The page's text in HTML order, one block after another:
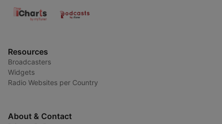
Resources
Broadcasters
Widgets
Radio Websites per Country
About & Contact